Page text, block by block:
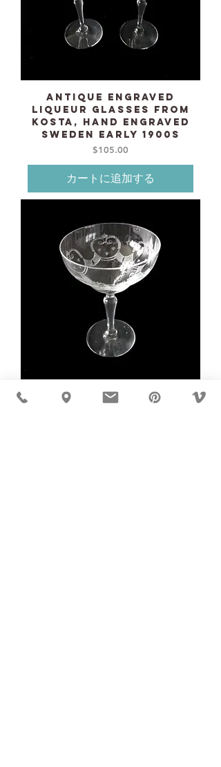
Antique Engraved
liqueur Glasses from
KOSTA, Hand Engraved
Sweden early 1900s
価格
$105.00
カートに追加する
Antique Hand